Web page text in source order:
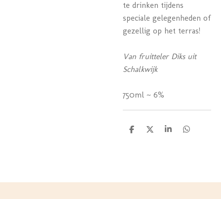
te drinken tijdens
speciale gelegenheden of
gezellig op het terras!
Van fruitteler Diks uit
Schalkwijk
750ml ~ 6%
D
D
S
D